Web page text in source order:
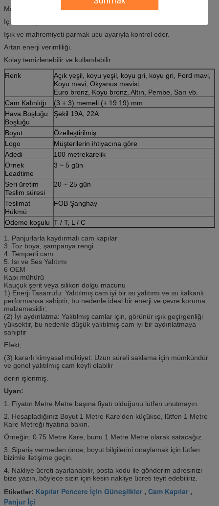
Maruz kalmış kablo yok.
Içinde toz yok
Işık ve mahremiyeti parmak ucu ayarıyla kontrol eder.
Artan enerji verimliliği.
Kolay temizlenebilir ve kullanılabilir.
Renk
Açık yeşil, koyu yeşil, koyu gri, koyu gri, Ford mavi,
Koyu mavi, Okyanus mavisi,
Euro bronz, Koyu bronz, Altın, Pembe, Sarı vb.
Cam Kalınlığı
(3 + 3) memeli (+ 19 19) mm
Hava Boşluğu
Boşluğu
Şekil 19A, 22A
Boyut
Özelleştirilmiş
Logo
Müşterilerin ihtiyacına göre
Adedi
100 metrekarelik
Örnek
Leadtime
3 ~ 5 gün
Seri üretim
Teslim süresi
20 ~ 25 gün
Teslimat
Hükmü
FOB Şanghay
Ödeme koşulu T / T, L / C
1. Panjurlarla kaydırmalı cam kapılar
3. Toz boya, şampanya rengi
4. Temperli cam
5. Isı ve Ses Yalıtımı
6 OEM
Kapı mühürü
Kauçuk şerit veya silikon dolgu macunu
1) Enerji Tasarrufu: Yalıtılmış cam iyi bir ısı yalıtımı ve ısı kalkanlı
performansa sahiptir, bu nedenle ideal bir enerji ve çevre koruma
malzemesidir;
(2) İyi aydınlatma: Yalıtılmış camlar için, görünür ışık geçirgenliği
yüksektir, bu nedenle düşük yalıtılmış cam iyi bir aydınlatmaya
sahiptir
Efekt;
(3) kararlı kimyasal mülkiyet: Uzun süreli saklama için mümkündür
ve genel yalıtılmış cam keyfi olabilir
derin işlenmiş.
Uyarı:
1. Fiyatın Metre Metre başına fiyatı olduğunu lütfen unutmayın.
2. Hesapladığınız Boyut 1 Metre Kare'den küçükse, lütfen 1 Metre
Kare Metreği fiyatına bakın.
Örneğin: 0.75 Metre Kare, bunu 1 Metre Metre olarak satacağız.
3. Sipariş vermeden önce, boyut bilgilerini onaylamak için lütfen
bizimle iletişime geçin.
4. Nakliye ücreti ayarlanabilir, posta kodu ile gönderim adresinizi
bize yazın, böylece sizin için kesin nakliye ücreti teyit edebiliriz.
Etiketler: Kapılar Pencere İçin Güneşlikler , Cam Kapılar ,
Panjur İçi